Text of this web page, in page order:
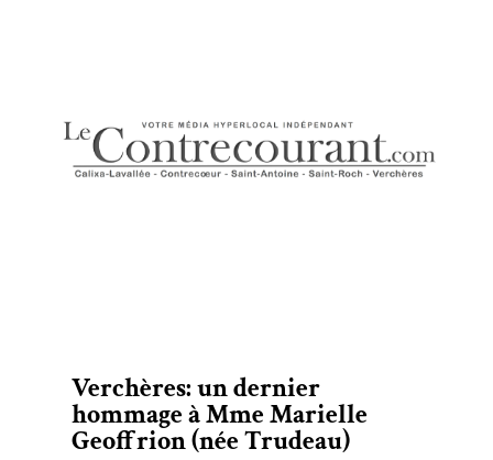
Verchères: un dernier
hommage à Mme Marielle
Geoffrion (née Trudeau)